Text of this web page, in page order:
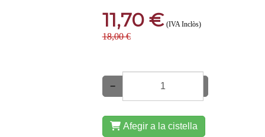
11,70 € (IVA Inclòs)
18,00 €
−
Afegir a la cistella